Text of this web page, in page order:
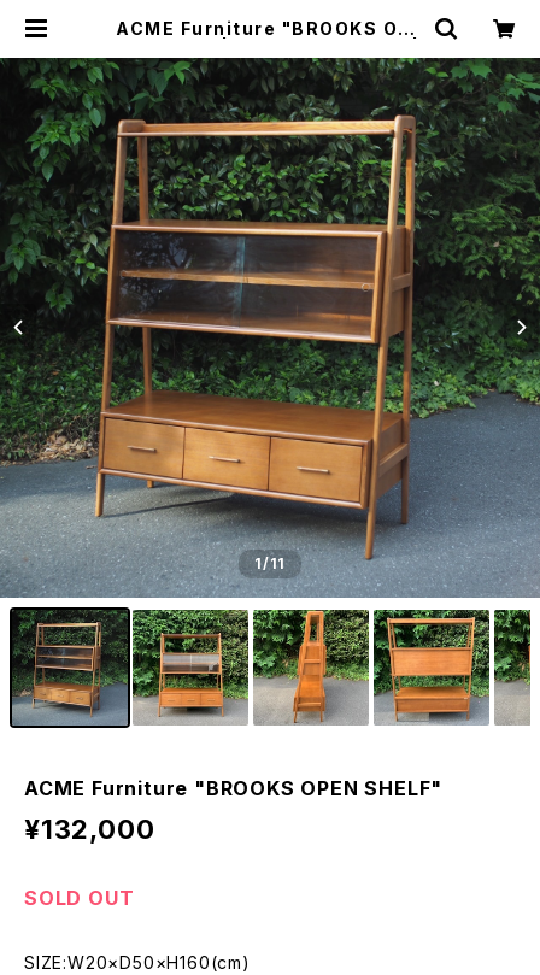
ACME Furniture "BROOKS OPE
新宿区神楽坂のリサイクルショップ・
古着
1/11
ACME Furniture "BROOKS OPEN SHELF"
¥132,000
SOLD OUT
SIZE:W20×D50×H160(cm)